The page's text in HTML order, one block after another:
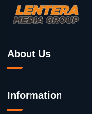
About Us
Information